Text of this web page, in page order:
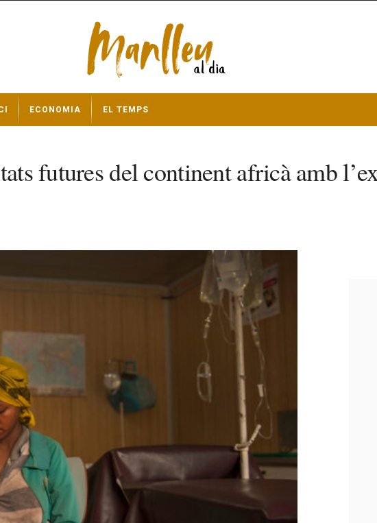
ECONOMIA EL TEMPS
futures del continent africà amb